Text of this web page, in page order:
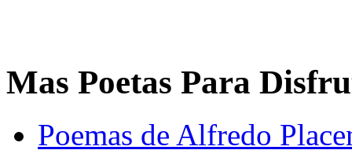
Mas Poetas Para
Poemas de Alfredo